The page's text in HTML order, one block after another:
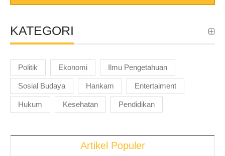
KATEGORI
Politik Ekonomi Ilmu Pengetahuan
Sosial Budaya Hankam Entertaiment
Hukum Kesehatan Pendidikan
Artikel Populer